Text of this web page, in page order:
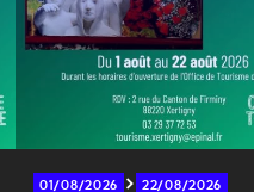
01/08/2026 22/08/2026